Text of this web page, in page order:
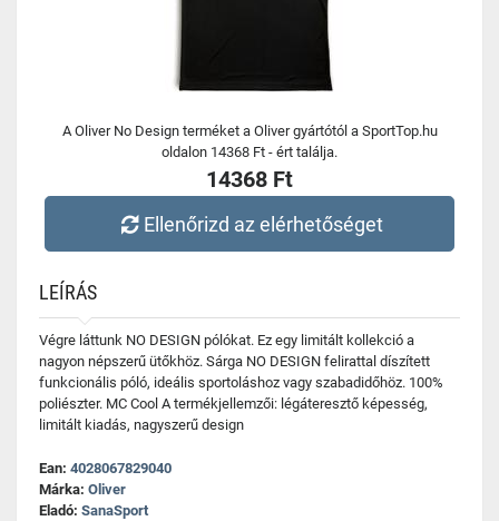
A Oliver No Design terméket a Oliver gyártótól a SportTop.hu
oldalon 14368 Ft - ért találja.
14368 Ft
Ellenőrizd az elérhetőséget
LEÍRÁS
Végre láttunk NO DESIGN pólókat. Ez egy limitált kollekció a
nagyon népszerű ütőkhöz. Sárga NO DESIGN felirattal díszített
funkcionális póló, ideális sportoláshoz vagy szabadidőhöz. 100%
poliészter. MC Cool A termékjellemzői: légáteresztő képesség,
limitált kiadás, nagyszerű design
Ean: 4028067829040
Márka: Oliver
Eladó: SanaSport